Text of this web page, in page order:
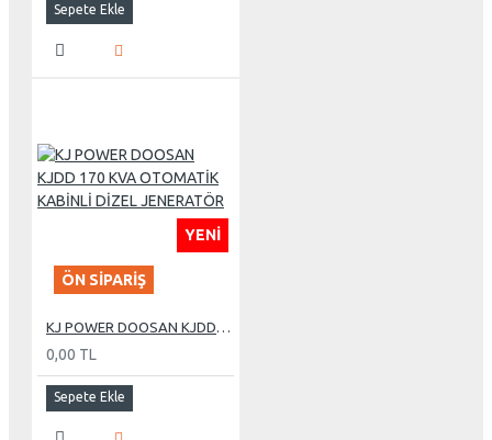
Sepete Ekle
YENI
ÖN SIPARIŞ
KJ POWER DOOSAN KJDD 170 KVA OTOMATİK KABİNLİ DİZEL JENERATÖR
0,00 TL
Sepete Ekle